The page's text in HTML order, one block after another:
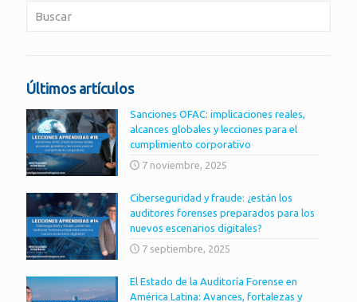
Últimos artículos
Sanciones OFAC: implicaciones reales,
alcances globales y lecciones para el
cumplimiento corporativo
7 noviembre, 2025
Ciberseguridad y fraude: ¿están los
auditores forenses preparados para los
nuevos escenarios digitales?
7 septiembre, 2025
El Estado de la Auditoría Forense en
América Latina: Avances, fortalezas y